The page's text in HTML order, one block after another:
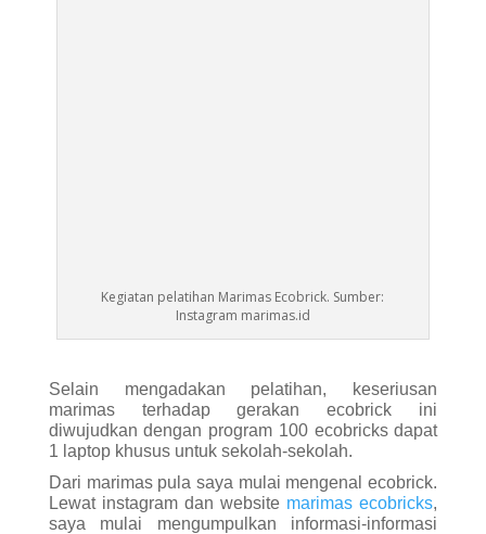
marimas ecobrick, saya pun mendaftar sebagai
anggota gerakan ecobrick dalam website
membuat ecobrick,
pengantar membangun
dengan ecobrick, juga modul tentangperjalanan
plastikdan dampaknya bagi kehidupan manusia.
Selain itu, tersedia pula aplikasi GoBrik yang
digunakan untuk menyatukan komunitas ecobrick
dan merekam jumlah ecobrick yang telah dibuat.
Di website
marimas ecobrickssendiri, kita bisa